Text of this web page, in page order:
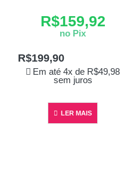
R$199,90
Em até 4x de R$49,98
sem juros
R$159,92
no Pix
LER MAIS